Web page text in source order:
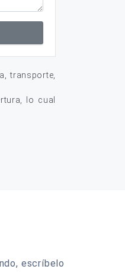
transporte,
lo cual
escríbelo